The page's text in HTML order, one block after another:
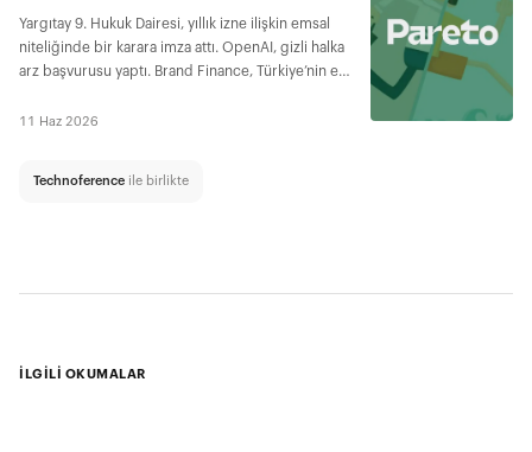
Yargıtay 9. Hukuk Dairesi, yıllık izne ilişkin emsal
niteliğinde bir karara imza attı. OpenAI, gizli halka
arz başvurusu yaptı. Brand Finance, Türkiye’nin en
BankPozitif’in yeni sahibi oldu.
11 Haz 2026
Technoference ile birlikte
İLGİLİ OKUMALAR